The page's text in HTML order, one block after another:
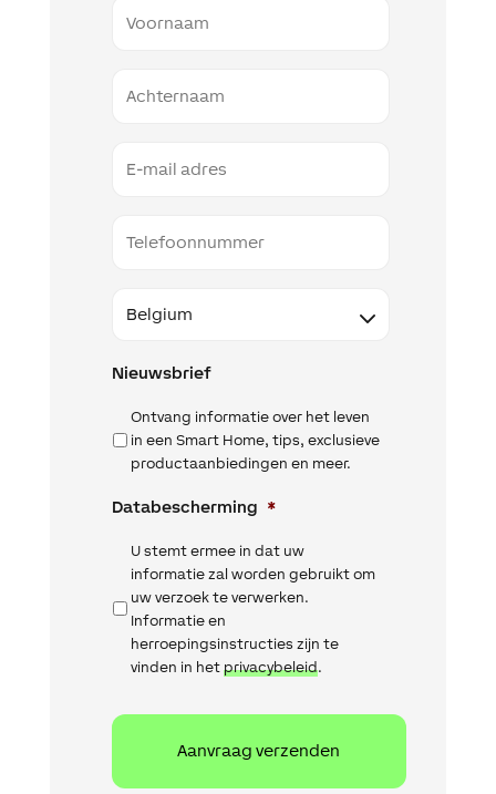
Nieuwsbrief
Ontvang informatie over het leven
in een Smart Home, tips, exclusieve
productaanbiedingen en meer.
Databescherming *
U stemt ermee in dat uw
informatie zal worden gebruikt om
uw verzoek te verwerken.
Informatie en
herroepingsinstructies zijn te
vinden in het privacybeleid.